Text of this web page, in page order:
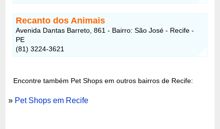
Recanto dos Animais
Avenida Dantas Barreto, 861 - Bairro: São José - Recife -
PE
(81) 3224-3621
Encontre também Pet Shops em outros bairros de Recife:
» Pet Shops em Recife